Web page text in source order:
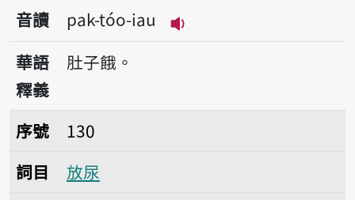
音讀
pak-tóo-iau
播放音讀pak-tóo-iau
華語
釋義
肚子餓。
序號130放尿
序號
130
詞目
放尿